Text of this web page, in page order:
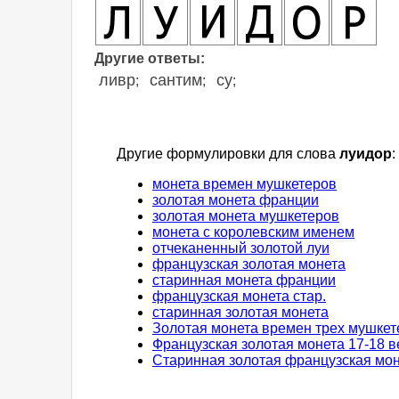
Другие ответы:
ливр; сантим; су;
Другие формулировки для слова луидор:
монета времен мушкетеров
золотая монета франции
золотая монета мушкетеров
монета с королевским именем
отчеканенный золотой луи
французская золотая монета
старинная монета франции
французская монета стар.
старинная золотая монета
Золотая монета времен трех
Французская золотая монета 17-18
Старинная золотая французская